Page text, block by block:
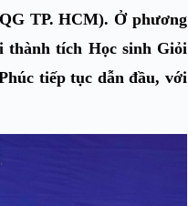
TP. HCM). Ở phương
thành tích Học sinh Giỏi
tiếp tục dẫn đầu, với